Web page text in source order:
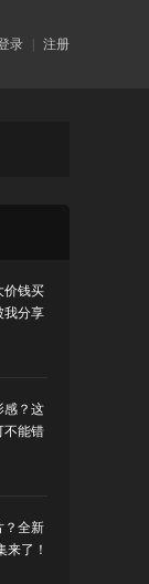
录 注册
价钱买
我分享
感？这
不能错
？全新
来了！